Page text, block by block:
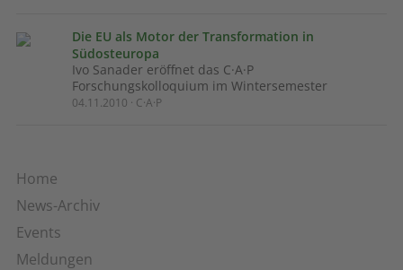
Home
News-Archiv
Events
Meldungen
Die EU als Motor der Transformation in
Südosteuropa
Ivo Sanader eröffnet das C·A·P
Forschungskolloquium im Wintersemester
04.11.2010 · C·A·P